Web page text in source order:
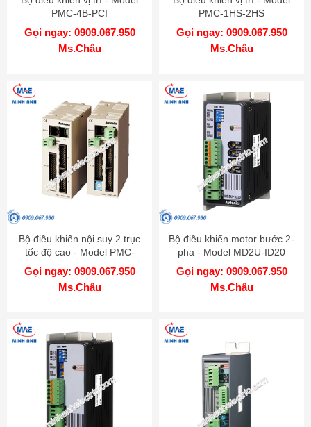
PMC-4B-PCI
Gọi ngay: 0909.067.950
Ms.Châu
PMC-1HS-2HS
Gọi ngay: 0909.067.950
Ms.Châu
Bộ điều khiển nội suy 2 trục
tốc độ cao - Model PMC-
2HSP
Gọi ngay: 0909.067.950
Ms.Châu
Bộ điều khiển motor bước 2-
pha - Model MD2U-ID20
Gọi ngay: 0909.067.950
Ms.Châu